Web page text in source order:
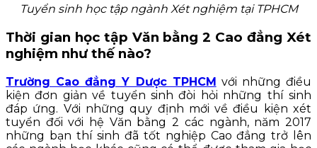
Tuyển sinh học tập ngành Xét nghiệm tại TPHCM
Thời gian học tập Văn bằng 2 Cao đẳng Xét
nghiệm như thế nào?
Trường Cao đẳng Y Dược TPHCM với những điều
kiện đơn giản về tuyển sinh đòi hỏi những thí sinh
đáp ứng. Với những quy định mới về điều kiện xét
tuyển đối với hệ Văn bằng 2 các ngành, năm 2017
những bạn thí sinh đã tốt nghiệp Cao đẳng trở lên